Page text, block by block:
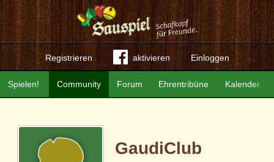
Registrieren aktivieren Einloggen
Community Forum Ehrentribüne Kalender
Spielen!
GaudiClub